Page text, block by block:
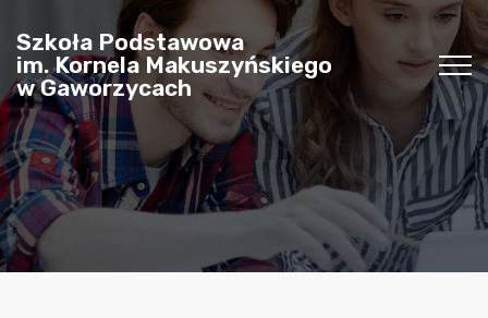
Szkoła Podstawowa
im. Kornela Makuszyńskiego
w Gaworzycach